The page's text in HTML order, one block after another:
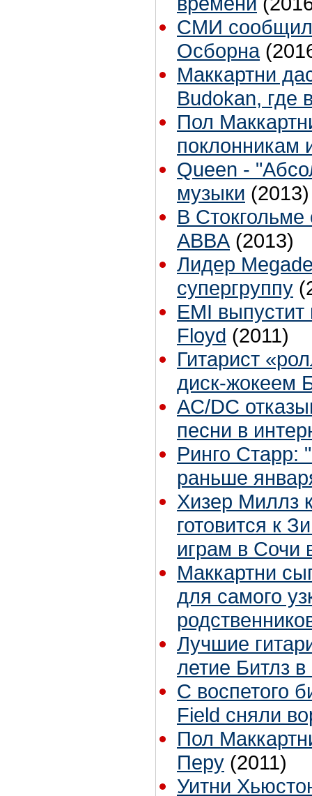
СМИ
Осборна
Маккартни
Budokan, где
Пол
поклонникам
Queen -
музыки (2013)
В Стокгольме
ABBA (2013)
Лидер
супергруппу
EMI
Floyd (2011)
Гитарист
диск-жокеем
AС/DС
песни в
Ринго Старр:
раньше
Хизер Миллз
готовится к
играм в Сочи
Маккартни
для самого
Лучшие
летие Битлз в
С воспетого
Field сняли
Пол
Перу (2011)
Уитни